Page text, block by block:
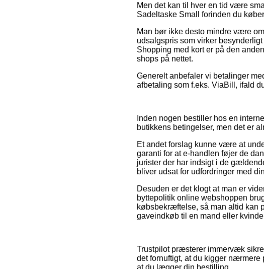
Men det kan til hver en tid være
Sadeltaske Small forinden du
Man bør ikke desto mindre være
udsalgspris som virker
Shopping med kort er på den
shops på nettet.
Generelt anbefaler vi betalinger
afbetaling som f.eks. ViaBill, ifald
Inden nogen bestiller hos en
butikkens betingelser, men det er
Et andet forslag kunne være at
garanti for at e-handlen føjer de
jurister der har indsigt i de
bliver udsat for udfordringer med
Desuden er det klogt at man er
byttepolitik online webshoppen
købsbekræftelse, så man altid kan
gaveindkøb til en mand eller
Trustpilot præsterer immervæk
det fornuftigt, at du kigger nærmere
at du lægger din bestilling.